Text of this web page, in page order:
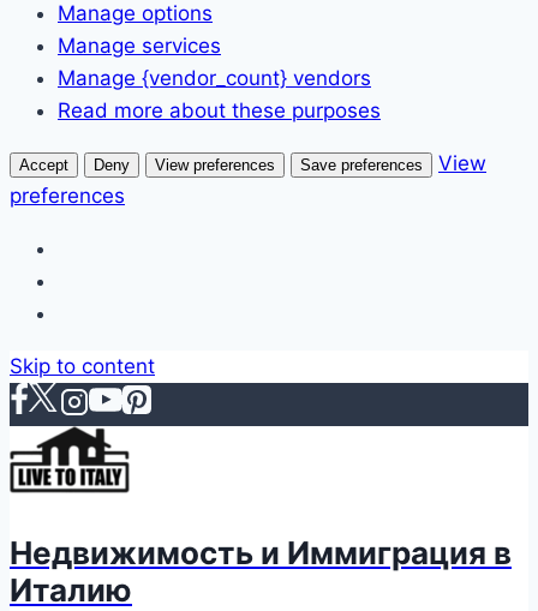
Manage options
Manage services
Manage {vendor_count} vendors
Read more about these purposes
Accept Deny View preferences Save preferences
View
preferences
Skip to content
Недвижимость и Иммиграция в
Италию